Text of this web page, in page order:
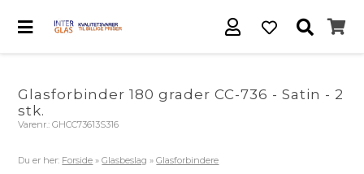
Glasforbinder 180 grader CC-736 - Satin - 2
stk.
Varenr.:GHCC73613S316
Du er her: Forside »Glasbeslag »Glasforbindere